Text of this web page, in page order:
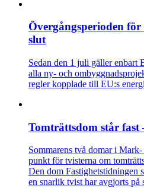
Övergångsperioden
slut
Sedan den 1 juli gäller enbart
alla ny- och
regler kopplade till EU:s
Tomträttsdom står fast
Sommarens två domar i
punkt för tvisterna om
Den dom Fastighetstidningen
en snarlik tvist har avgjorts på